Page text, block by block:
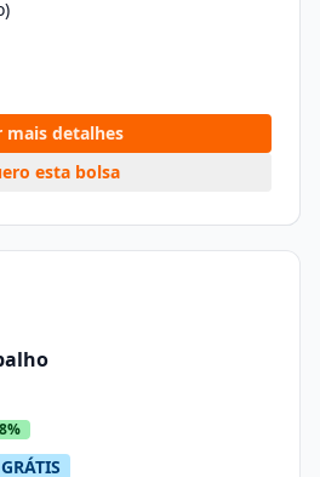
mais detalhes
esta bolsa